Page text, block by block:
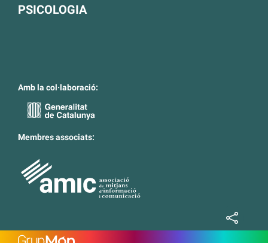
PSICOLOGIA
Amb la col·laboració:
Membres associats: